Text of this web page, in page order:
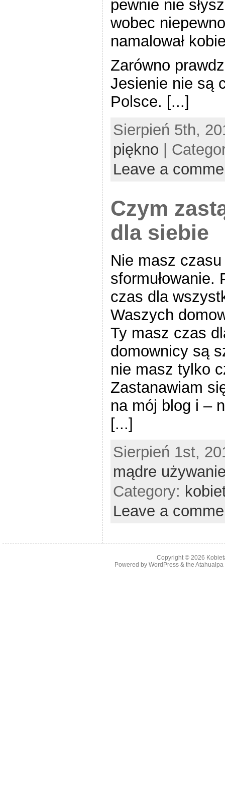
pewnie nie
wobec
namalował
Zarówno
Jesienie nie są
Polsce. [...]
Sierpień 5th,
piękno |
Leave a
Czym
dla siebie
Nie masz
sformułowanie.
czas dla
Waszych
Ty masz czas
domownicy są
nie masz tylko
Zastanawiam
na mój blog i –
[...]
Sierpień 1st,
mądre
Category:
Leave a
Copyright © 2026
Powered by WordPress& the Atahualpa